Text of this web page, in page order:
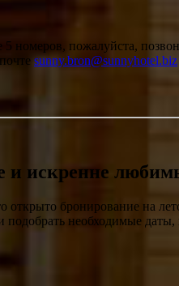
5 номеров, пожалуйста,
sunny.bron@sunnyhotel.biz
искренне
бронирование на
подобрать необходимые